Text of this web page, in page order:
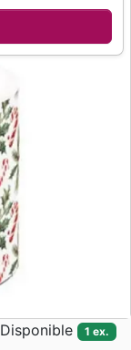
Disponible 1 ex.